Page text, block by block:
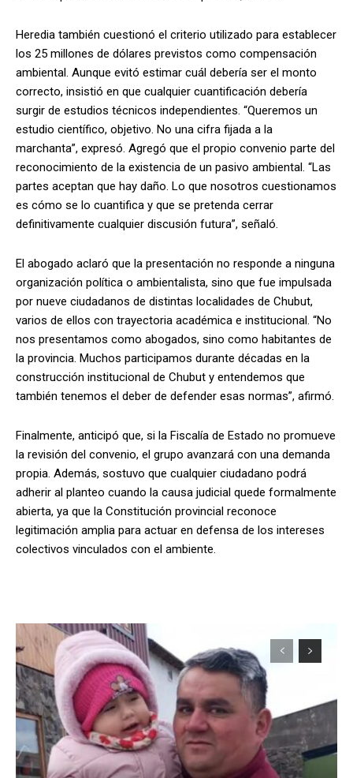
Heredia también cuestionó el criterio utilizado para establecer
los 25 millones de dólares previstos como compensación
ambiental. Aunque evitó estimar cuál debería ser el monto
correcto, insistió en que cualquier cuantificación debería
surgir de estudios técnicos independientes. “Queremos un
estudio científico, objetivo. No una cifra fijada a la
marchanta”, expresó. Agregó que el propio convenio parte del
reconocimiento de la existencia de un pasivo ambiental. “Las
partes aceptan que hay daño. Lo que nosotros cuestionamos
es cómo se lo cuantifica y que se pretenda cerrar
definitivamente cualquier discusión futura”, señaló.
El abogado aclaró que la presentación no responde a ninguna
organización política o ambientalista, sino que fue impulsada
por nueve ciudadanos de distintas localidades de Chubut,
varios de ellos con trayectoria académica e institucional. “No
nos presentamos como abogados, sino como habitantes de
la provincia. Muchos participamos durante décadas en la
construcción institucional de Chubut y entendemos que
también tenemos el deber de defender esas normas”, afirmó.
Finalmente, anticipó que, si la Fiscalía de Estado no promueve
la revisión del convenio, el grupo avanzará con una demanda
propia. Además, sostuvo que cualquier ciudadano podrá
adherir al planteo cuando la causa judicial quede formalmente
abierta, ya que la Constitución provincial reconoce
legitimación amplia para actuar en defensa de los intereses
colectivos vinculados con el ambiente.